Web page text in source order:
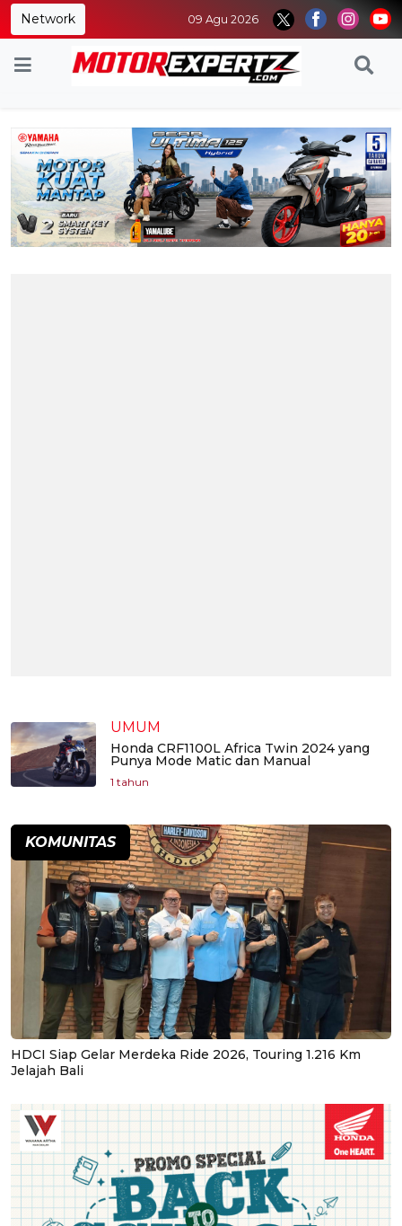
Network 09 Agu 2026
UMUM
Honda CRF1100L Africa Twin 2024 yang
Punya Mode Matic dan Manual
1 tahun
KOMUNITAS
HDCI Siap Gelar Merdeka Ride 2026, Touring 1.216 Km
Jelajah Bali